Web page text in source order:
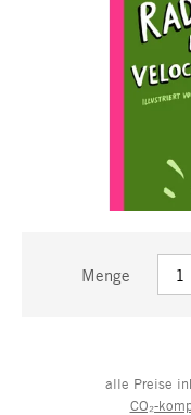
Menge
alle Preise
CO₂-